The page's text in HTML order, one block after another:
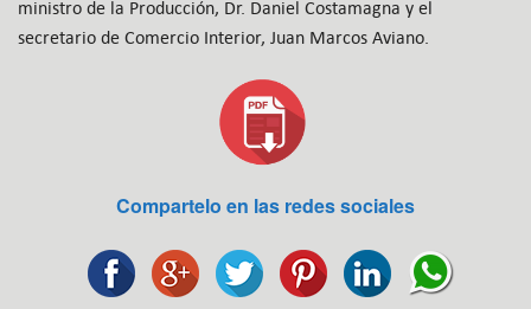
ministro de la Producción, Dr. Daniel Costamagna y el
secretario de Comercio Interior, Juan Marcos Aviano.
Compartelo en las redes sociales